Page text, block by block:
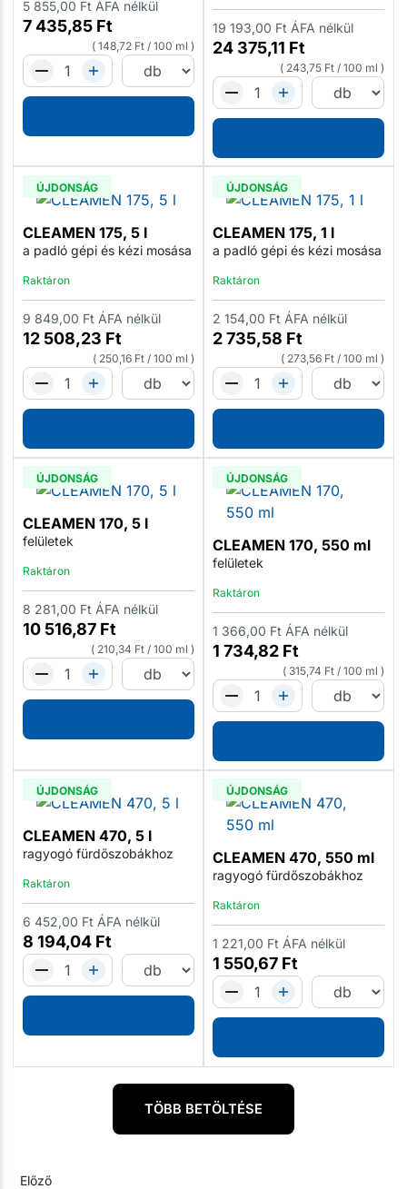
7 435,85 Ft
5 855,00 Ft ÁFA nélkül
148,72 Ft /100 ml 24 375,11 Ft
19 193,00 Ft ÁFA nélkül
243,75 Ft /100 ml
ÚJDONSÁG
CLEAMEN 175, 5 l
a padló gépi és kézi mosása
Raktáron
12 508,23 Ft
9 849,00 Ft ÁFA nélkül
250,16 Ft /100 ml
ÚJDONSÁG
CLEAMEN 175, 1 l
a padló gépi és kézi mosása
Raktáron
2 735,58 Ft
2 154,00 Ft ÁFA nélkül
273,56 Ft /100 ml
ÚJDONSÁG
CLEAMEN 170, 5 l
felületek
Raktáron
10 516,87 Ft
8 281,00 Ft ÁFA nélkül
210,34 Ft /100 ml
ÚJDONSÁG
CLEAMEN 170, 550 ml
felületek
Raktáron
1 734,82 Ft
1 366,00 Ft ÁFA nélkül
315,74 Ft /100 ml
ÚJDONSÁG
CLEAMEN 470, 5 l
ragyogó fürdőszobákhoz
Raktáron
8 194,04 Ft
6 452,00 Ft ÁFA nélkül
ÚJDONSÁG
CLEAMEN 470, 550 ml
ragyogó fürdőszobákhoz
Raktáron
1 550,67 Ft
1 221,00 Ft ÁFA nélkül
TÖBB BETÖLTÉSE
Előző